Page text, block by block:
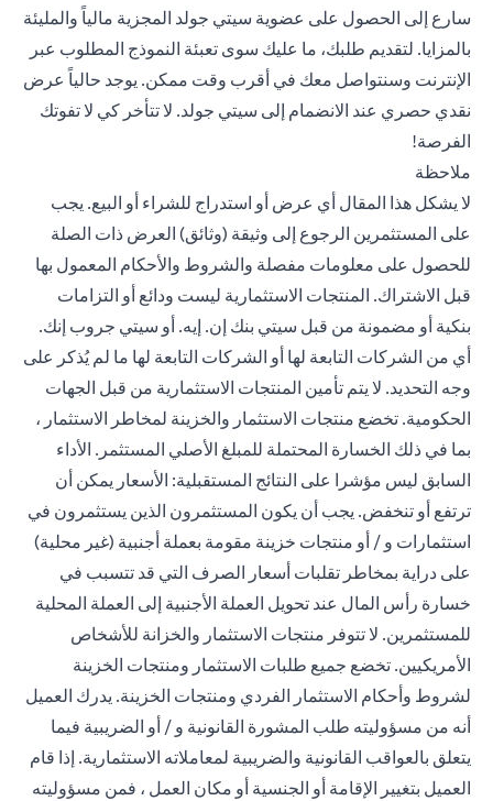
سارع إلى الحصول على عضوية سيتي جولد المجزية مالياً والمليئة
بالمزايا. لتقديم طلبك، ما عليك سوى تعبئة النموذج المطلوب عبر
الإنترنت وسنتواصل معك في أقرب وقت ممكن. يوجد حالياً عرض
نقدي حصري عند الانضمام إلى سيتي جولد. لا تتأخر كي لا تفوتك
الفرصة!
ملاحظة
لا يشكل هذا المقال أي عرض أو استدراج للشراء أو البيع. يجب
على المستثمرين الرجوع إلى وثيقة (وثائق) العرض ذات الصلة
للحصول على معلومات مفصلة والشروط والأحكام المعمول بها
قبل الاشتراك. المنتجات الاستثمارية ليست ودائع أو التزامات
بنكية أو مضمونة من قبل سيتي بنك إن. إيه. أو سيتي جروب إنك.
أي من الشركات التابعة لها أو الشركات التابعة لها ما لم يُذكر على
وجه التحديد. لا يتم تأمين المنتجات الاستثمارية من قبل الجهات
الحكومية. تخضع منتجات الاستثمار والخزينة لمخاطر الاستثمار ،
بما في ذلك الخسارة المحتملة للمبلغ الأصلي المستثمر. الأداء
السابق ليس مؤشرا على النتائج المستقبلية: الأسعار يمكن أن
ترتفع أو تنخفض. يجب أن يكون المستثمرون الذين يستثمرون في
استثمارات و / أو منتجات خزينة مقومة بعملة أجنبية (غير محلية)
على دراية بمخاطر تقلبات أسعار الصرف التي قد تتسبب في
خسارة رأس المال عند تحويل العملة الأجنبية إلى العملة المحلية
للمستثمرين. لا تتوفر منتجات الاستثمار والخزانة للأشخاص
الأمريكيين. تخضع جميع طلبات الاستثمار ومنتجات الخزينة
لشروط وأحكام الاستثمار الفردي ومنتجات الخزينة. يدرك العميل
أنه من مسؤوليته طلب المشورة القانونية و / أو الضريبية فيما
يتعلق بالعواقب القانونية والضريبية لمعاملاته الاستثمارية. إذا قام
العميل بتغيير الإقامة أو الجنسية أو مكان العمل ، فمن مسؤوليته